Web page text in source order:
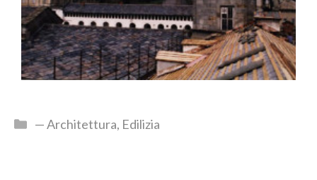
— Architettura, Edilizia